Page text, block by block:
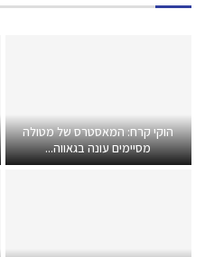
הוקי קרח: המאסטרס של מטולה
מסיימים עונה בגאווה...